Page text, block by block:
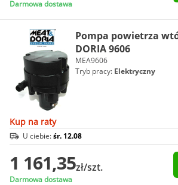
Darmowa dostawa
Pompa powietrza
DORIA 9606
MEA9606
Tryb pracy: Elektryczny
Kup na raty
U ciebie:śr. 12.08
1 161,35zł/szt.
Darmowa dostawa